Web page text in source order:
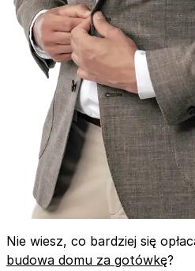
Nie wiesz, co bardziej się
budowa domu za gotówkę?